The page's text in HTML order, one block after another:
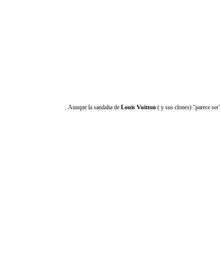
Aunque la sandalia de Louis Vuitton ( y sus clones) "parece